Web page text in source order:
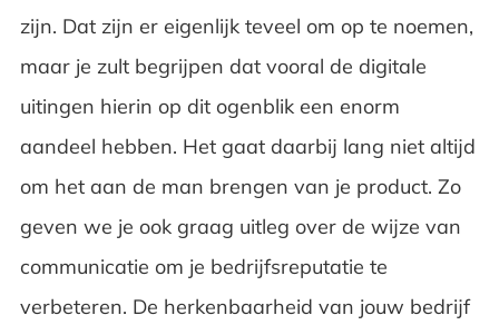
zijn. Dat zijn er eigenlijk teveel om op te noemen,
maar je zult begrijpen dat vooral de digitale
uitingen hierin op dit ogenblik een enorm
aandeel hebben. Het gaat daarbij lang niet altijd
om het aan de man brengen van je product. Zo
geven we je ook graag uitleg over de wijze van
communicatie om je bedrijfsreputatie te
verbeteren. De herkenbaarheid van jouw bedrijf